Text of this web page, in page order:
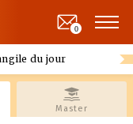
du jour
0
Master